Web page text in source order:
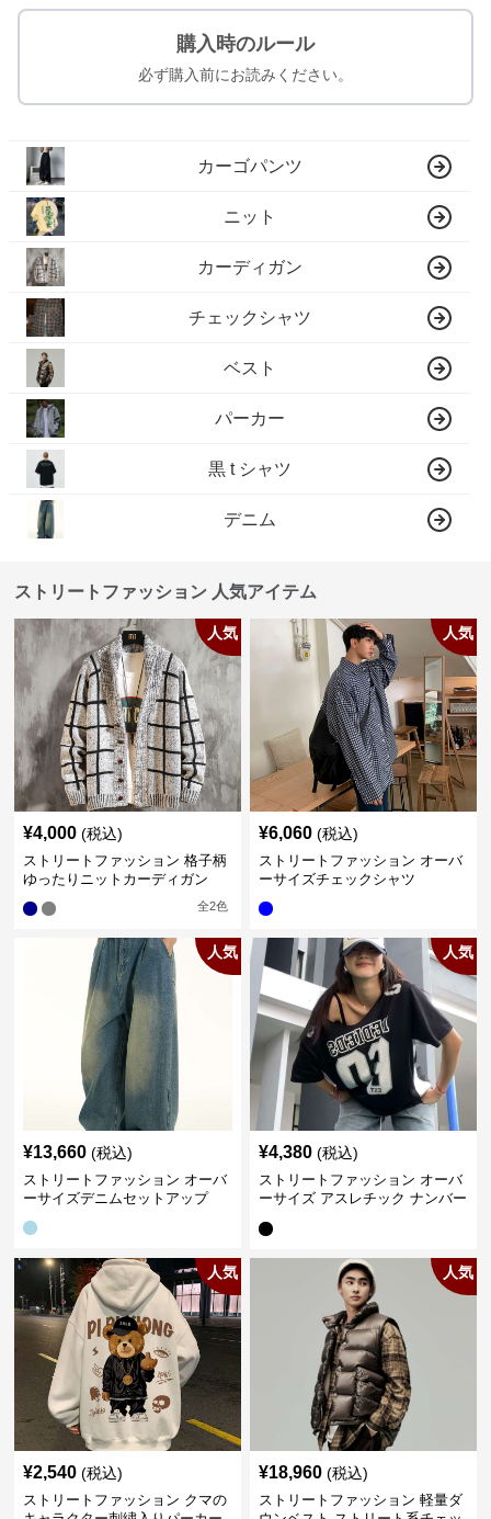
購入時のルール
必ず購入前にお読みください。
カーゴパンツ
ニット
カーディガン
チェックシャツ
ベスト
パーカー
黒 t シャツ
デニム
ストリートファッション 人気アイテム
人気
¥4,000 (税込)
ストリートファッション 格子柄
ゆったりニットカーディガン
全2色
人気
¥6,060 (税込)
ストリートファッション オーバ
ーサイズチェックシャツ
人気
¥13,660 (税込)
ストリートファッション オーバ
ーサイズデニムセットアップ
人気
¥4,380 (税込)
ストリートファッション オーバ
ーサイズ アスレチック ナンバー
人気
¥2,540 (税込)
ストリートファッション クマの
人気
¥18,960 (税込)
ストリートファッション 軽量ダ